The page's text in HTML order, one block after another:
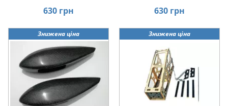
630 грн 630 грн
Знижена ціна Знижена ціна